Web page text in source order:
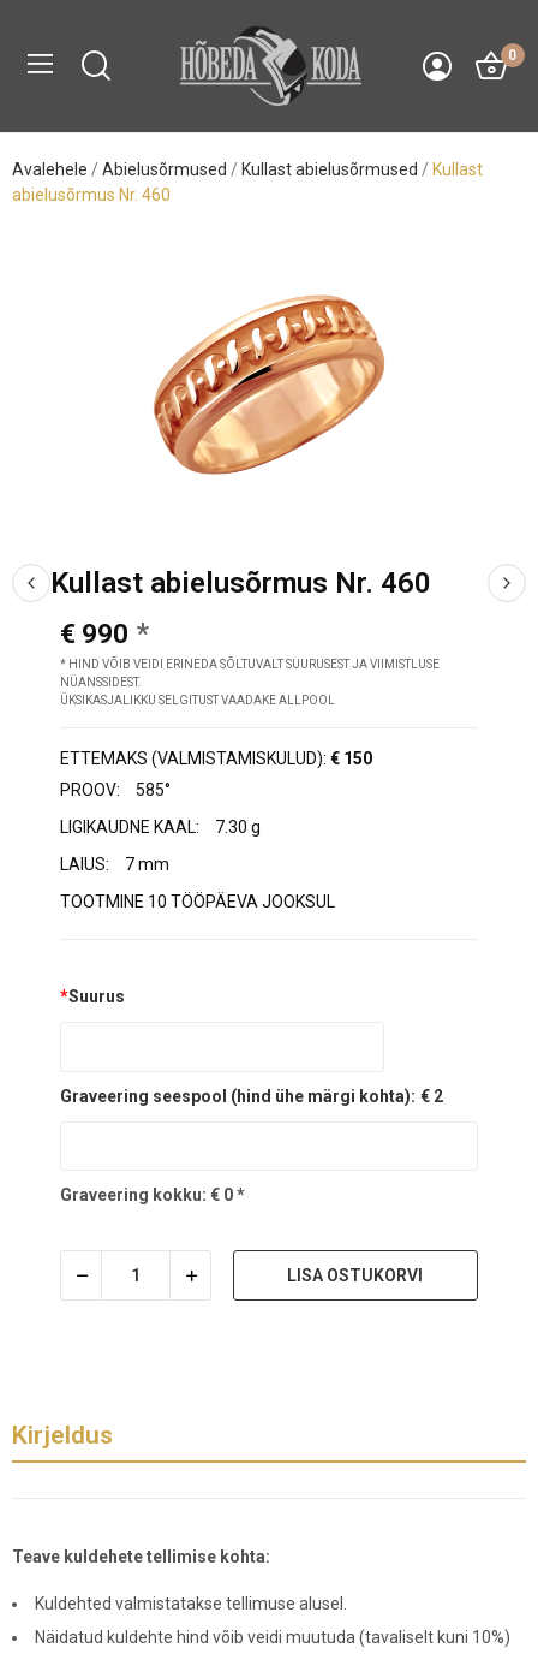
0
Avalehele Abielusõrmused Kullast abielusõrmused
Kullast
abielusõrmus Nr. 460
Kullast abielusõrmus Nr. 460
€ 990
* HIND VÕIB VEIDI ERINEDA SÕLTUVALT SUURUSEST JA VIIMISTLUSE
NÜANSSIDEST.
ÜKSIKASJALIKKU SELGITUST VAADAKE ALLPOOL
ETTEMAKS (VALMISTAMISKULUD): € 150
PROOV:
585°
LIGIKAUDNE KAAL:
7.30 g
LAIUS:
7 mm
TOOTMINE 10 TÖÖPÄEVA JOOKSUL
*Suurus
Graveering seespool (hind ühe märgi kohta): € 2
Graveering kokku: € 0*
LISA OSTUKORVI
Kirjeldus
Teave kuldehete tellimise kohta:
Kuldehted valmistatakse tellimuse alusel.
Näidatud kuldehte hind võib veidi muutuda (tavaliselt kuni 10%)